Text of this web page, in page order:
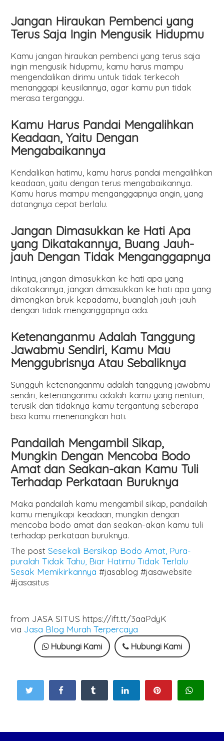
Jangan Hiraukan Pembenci yang
Terus Saja Ingin Mengusik Hidupmu
Kamu jangan hiraukan pembenci yang terus saja
ingin mengusik hidupmu, kamu harus mampu
mengendalikan dirimu untuk tidak terkecoh
menanggapi keusilannya, agar kamu pun tidak
merasa terganggu.
Kamu Harus Pandai Mengalihkan
Keadaan, Yaitu Dengan
Mengabaikannya
Kendalikan hatimu, kamu harus pandai mengalihkan
keadaan, yaitu dengan terus mengabaikannya.
Kamu harus mampu menganggapnya angin, yang
datangnya cepat berlalu.
Jangan Dimasukkan ke Hati Apa
yang Dikatakannya, Buang Jauh-
jauh Dengan Tidak Menganggapnya
Intinya, jangan dimasukkan ke hati apa yang
dikatakannya, jangan dimasukkan ke hati apa yang
dimongkan bruk kepadamu, buanglah jauh-jauh
dengan tidak menganggapnya ada.
Ketenanganmu Adalah Tanggung
Jawabmu Sendiri, Kamu Mau
Menggubrisnya Atau Sebaliknya
Sungguh ketenanganmu adalah tanggung jawabmu
sendiri, ketenanganmu adalah kamu yang nentuin,
terusik dan tidaknya kamu tergantung seberapa
bisa kamu menenangkan hati.
Pandailah Mengambil Sikap,
Mungkin Dengan Mencoba Bodo
Amat dan Seakan-akan Kamu Tuli
Terhadap Perkataan Buruknya
Maka pandailah kamu mengambil sikap, pandailah
kamu menyikapi keadaan, mungkin dengan
mencoba bodo amat dan seakan-akan kamu tuli
terhadap perkataan buruknya.
The post Sesekali Bersikap Bodo Amat, Pura-
puralah Tidak Tahu, Biar Hatimu Tidak Terlalu
Sesak Memikirkannya #jasablog #jasawebsite
#jasasitus
from JASA SITUS https://ift.tt/3aaPdyK
via Jasa Blog Murah Terpercaya
Hubungi Kami Hubungi Kami